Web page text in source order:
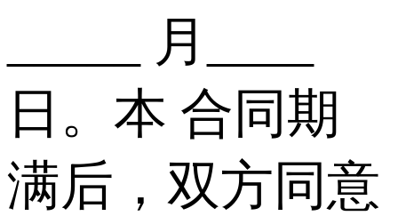
_____ 月____
日。本 合同期
满后，双方同意